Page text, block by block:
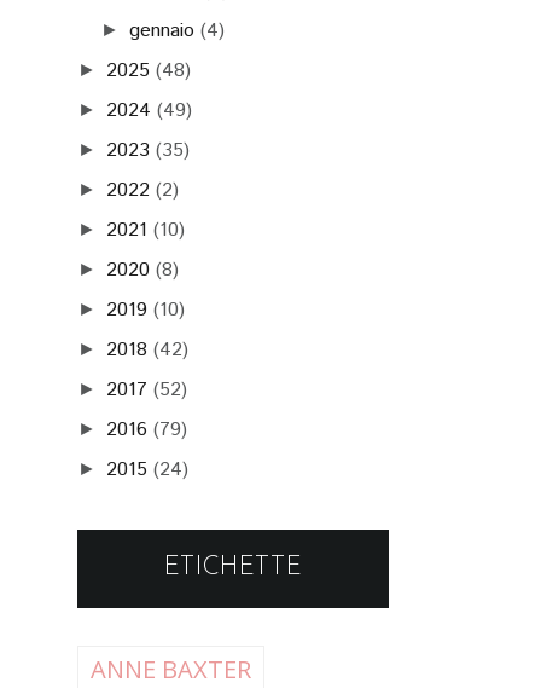
►gennaio (4)
► 2025 (48)
► 2024 (49)
► 2023 (35)
► 2022 (2)
► 2021 (10)
► 2020 (8)
► 2019 (10)
► 2018 (42)
► 2017 (52)
► 2016 (79)
► 2015 (24)
ETICHETTE
ANNE BAXTER